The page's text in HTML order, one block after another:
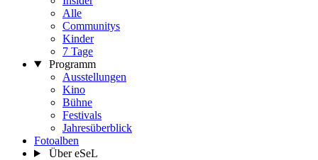
Alle
Communitys
Kinder
7 Tage
Programm
Ausstellungen
Kino
Bühne
Festivals
Jahresüberblick
Fotoalben
Über eSeL